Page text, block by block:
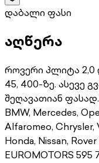
დაბალი ფასი
აღწერა
როვერი პლიტა 2,0
45, 400-ზე. ასევე
შეღავათიან ფასად.
BMW, Mercedes,
Alfaromeo, Chrysler,
Honda, Nissan,
EUROMOTORS 595